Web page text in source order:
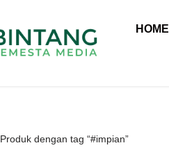
HOME
Produk dengan tag “#impian”